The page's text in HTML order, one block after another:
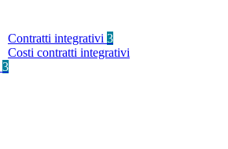
Contratti integrativi 3
Costi contratti integrativi
3